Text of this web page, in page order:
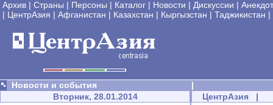
Архив | Страны | Персоны | Каталог | Новости | Дискуссии |
| ЦентрАзия | Афганистан | Казахстан | Кыргызстан | Таджикистан |
Новости и события
|
Вторник, 28.01.2014
ЦентрАзия |